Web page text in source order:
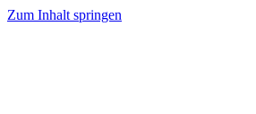
Zum Inhalt springen